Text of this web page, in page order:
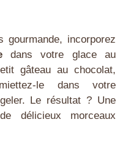
gourmande, incorporez
dans votre glace au
gâteau au chocolat,
le dans votre
Le résultat ? Une
délicieux morceaux